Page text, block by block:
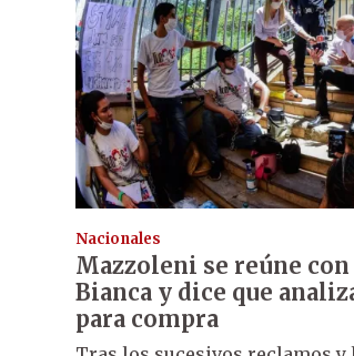
Nacionales
Mazzoleni se reúne con
Bianca y dice que
para compra